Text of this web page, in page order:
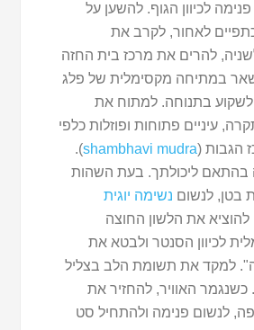
לכיוון הגוף. להשען על
לאחור, לקרב את
להרים את מרכז בית החזה
במתיחה מקסימלית של פלג
לשקוע בתנוחה. למתוח את
עיניים פתוחות ופוזלות כלפי
הגבות (shambhavi mudra
).
בהתאם ליכולתך. בעת השהות
בטן, לנשום נשימה יוגית
את הלשון החוצה
לכיוון הסנטר ולבטא את
למקד את תשומת הלב בצליל
כשנגמר האוויר, להחזיר את
לנשום פנימה ולהתחיל סט